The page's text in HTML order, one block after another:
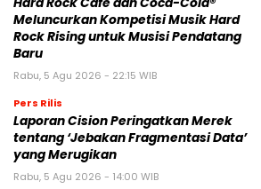
Hard Rock Cafe dan Coca-Cola®
Meluncurkan Kompetisi Musik Hard
Rock Rising untuk Musisi Pendatang
Baru
Rabu, 5 Agu 2026 - 22:15 WIB
Pers Rilis
Laporan Cision Peringatkan Merek
tentang ‘Jebakan Fragmentasi Data’
yang Merugikan
Rabu, 5 Agu 2026 - 14:00 WIB